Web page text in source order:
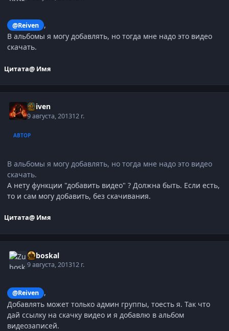
@Reiven
,
В альбомы я могу добавлять, но тогда мне надо это видео
скачать.
Цитата@ Имя
Reiven
9 августа, 201312 г.
АВТОР
В альбомы я могу добавлять, но тогда мне надо это видео
скачать.
А нету функции "добавить видео" ? Должна быть. Если есть,
то и сам могу добавить, без скачивания.
Цитата@ Имя
Zuboskal
9 августа, 201312 г.
@Reiven
,
Добавлять может только админ группы, тоесть я. Так что
дай ссылку на скачку видео и я добавлю в альбом
видеозаписей.